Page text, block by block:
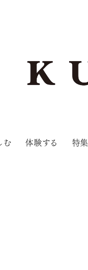
む 体験する 特集